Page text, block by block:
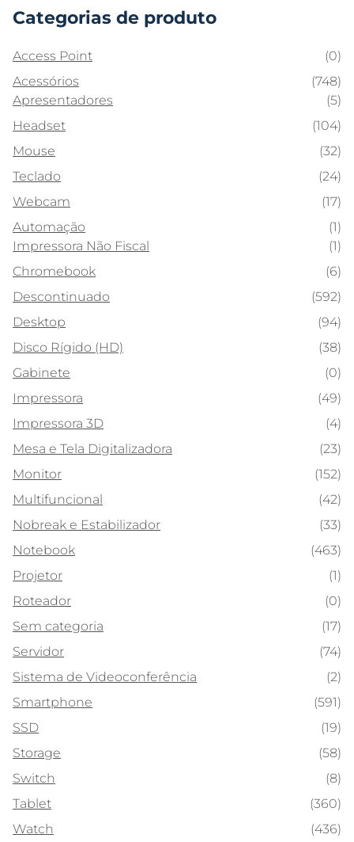
Categorias de produto
Access Point
(0)
Acessórios
(748)
Apresentadores
(5)
Headset
(104)
Mouse
(32)
Teclado
(24)
Webcam
(17)
Automação
(1)
Impressora Não Fiscal
(1)
Chromebook
(6)
Descontinuado
(592)
Desktop
(94)
Disco Rígido (HD)
(38)
Gabinete
(0)
Impressora
(49)
Impressora 3D
(4)
Mesa e Tela Digitalizadora
(23)
Monitor
(152)
Multifuncional
(42)
Nobreak e Estabilizador
(33)
Notebook
(463)
Projetor
(1)
Roteador
(0)
Sem categoria
(17)
Servidor
(74)
Sistema de Videoconferência
(2)
Smartphone
(591)
SSD
(19)
Storage
(58)
Switch
(8)
Tablet
(360)
Watch
(436)